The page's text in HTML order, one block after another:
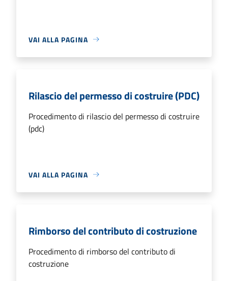
VAI ALLA PAGINA
Rilascio del permesso di costruire (PDC)
Procedimento di rilascio del permesso di costruire
(pdc)
VAI ALLA PAGINA
Rimborso del contributo di costruzione
Procedimento di rimborso del contributo di
costruzione